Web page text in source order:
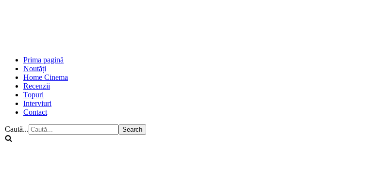
Prima pagină
Noutăți
Home Cinema
Recenzii
Topuri
Interviuri
Contact
Caută...